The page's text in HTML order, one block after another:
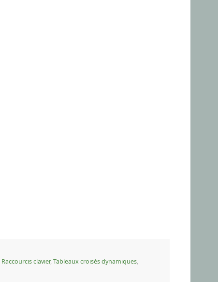
Raccourcis clavier, Tableaux croisés dynamiques,